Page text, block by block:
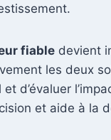
fiable devient
les deux
d’évaluer
et aide à la